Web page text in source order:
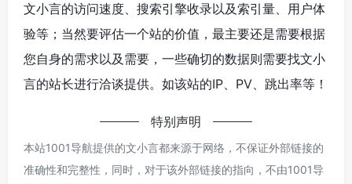
文小言的访问速度、搜索引擎收录以及索引量、用户体
验等；当然要评估一个站的价值，最主要还是需要根据
您自身的需求以及需要，一些确切的数据则需要找文小
言的站长进行洽谈提供。如该站的IP、PV、跳出率等！
特别声明
本站1001导航提供的文小言都来源于网络，不保证外部链接的
准确性和完整性，同时，对于该外部链接的指向，不由1001导